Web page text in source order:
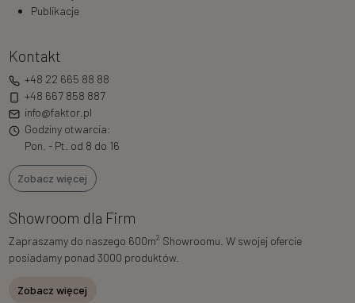
Publikacje
Kontakt
+48 22 665 88 88
+48 667 858 887
info@faktor.pl
Godziny otwarcia:
Pon. - Pt. od 8 do 16
Zobacz więcej
Showroom dla Firm
Zapraszamy do naszego 600m2 Showroomu. W swojej ofercie
posiadamy ponad 3000 produktów.
Zobacz więcej